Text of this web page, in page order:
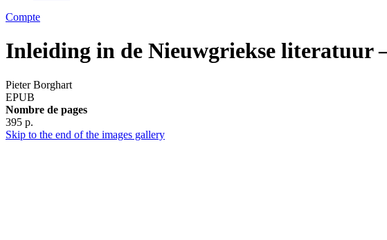
Compte
Inleiding in de Nieuwgriekse literatuur
Pieter Borghart
EPUB
Nombre de pages
395 p.
Skip to the end of the images gallery